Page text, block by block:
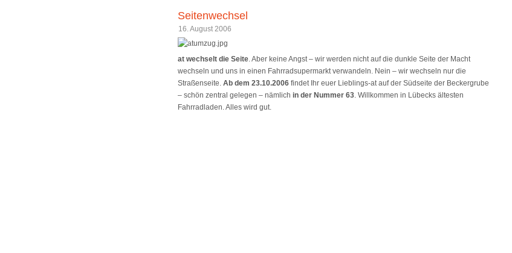
Seitenwechsel
16. August 2006
at wechselt die Seite. Aber keine Angst – wir werden nicht auf die dunkle Seite der Macht
wechseln und uns in einen Fahrradsupermarkt verwandeln. Nein – wir wechseln nur die
Straßenseite. Ab dem 23.10.2006 findet Ihr euer Lieblings-at auf der Südseite der Beckergrube
– schön zentral gelegen – nämlich in der Nummer 63. Willkommen in Lübecks ältesten
Fahrradladen. Alles wird gut.